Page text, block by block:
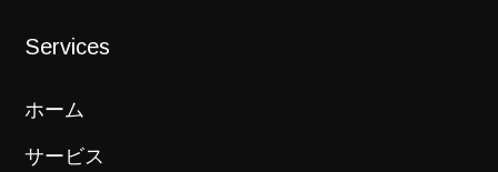
Services
ホーム
サービス